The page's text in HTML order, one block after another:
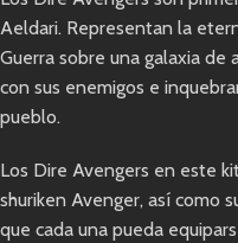
Aeldari. Representan la
Guerra sobre una galaxia de
con sus enemigos e
pueblo.
Los Dire Avengers en este
shuriken Avenger, así como
que cada una pueda